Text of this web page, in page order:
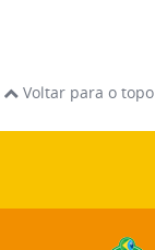
Voltar para o topo